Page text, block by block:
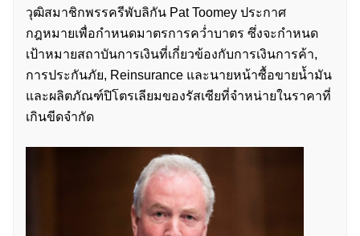
วุฒิสมาชิกพรรครีพับลิกัน Pat Toomey ประกาศ
กฎหมายเพื่อกำหนดมาตรการคว่ำบาตร ซึ่งจะกำหนด
เป้าหมายสถาบันการเงินที่เกี่ยวข้องกับการเงินการค้า,
การประกันภัย, Reinsurance และนายหน้าซื้อขายน้ำมัน
และผลิตภัณฑ์ปิโตรเลียมของรัสเซียที่จำหน่ายในราคาที่
เกินขีดจำกัด